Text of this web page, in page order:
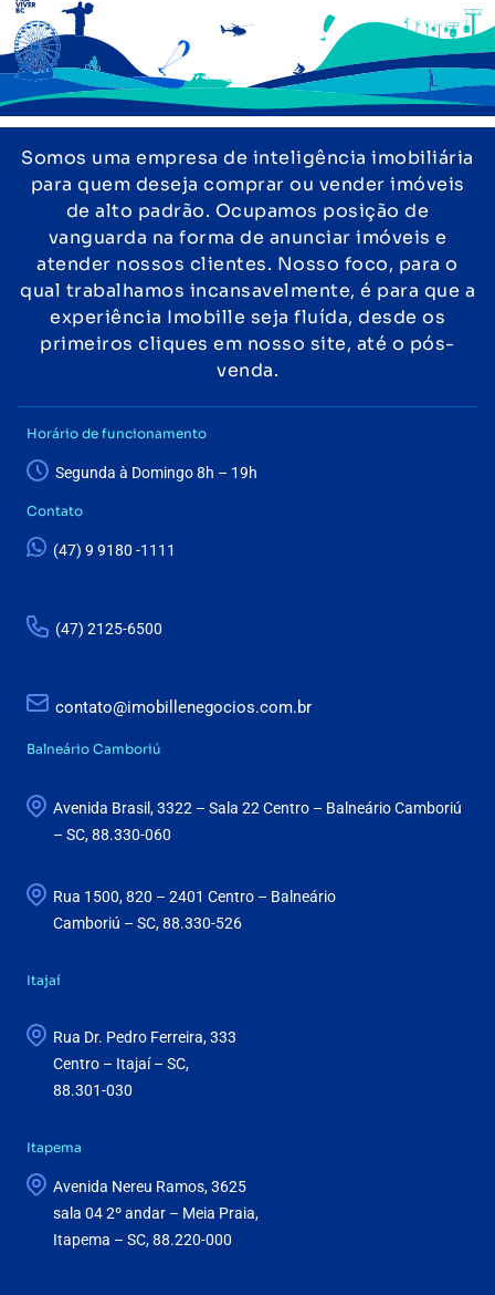
Somos uma empresa de inteligência imobiliária
para quem deseja comprar ou vender imóveis
de alto padrão. Ocupamos posição de
vanguarda na forma de anunciar imóveis e
atender nossos clientes. Nosso foco, para o
qual trabalhamos incansavelmente, é para que a
experiência Imobille seja fluída, desde os
primeiros cliques em nosso site, até o pós-
venda.
Horário de funcionamento
Segunda à Domingo 8h – 19h
Contato
(47) 9 9180 -1111
(47) 2125-6500
contato@imobillenegocios.com.br
Balneário Camboriú
Avenida Brasil, 3322 – Sala 22 Centro – Balneário Camboriú
– SC, 88.330-060
Rua 1500, 820 – 2401 Centro – Balneário
Camboriú – SC, 88.330-526
Itajaí
Rua Dr. Pedro Ferreira, 333
Centro – Itajaí – SC,
88.301-030
Itapema
Avenida Nereu Ramos, 3625
sala 04 2º andar – Meia Praia,
Itapema – SC, 88.220-000